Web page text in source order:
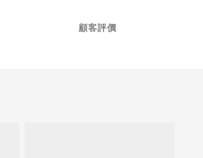
顧客評價